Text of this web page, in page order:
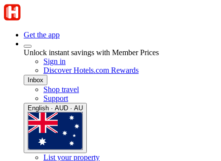
Get the app
Unlock instant savings with Member Prices
Sign in
Discover Hotels.com Rewards
Inbox
Shop travel
Support
English · AUD · AU
List your property